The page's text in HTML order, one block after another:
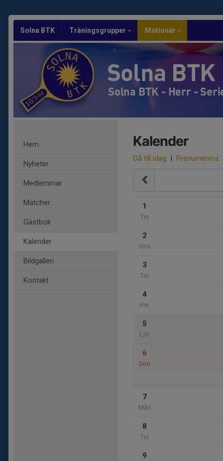
Solna BTK Träningsgrupper Motionär
Solna BTK
Solna BTK - Herr -
Hem
Nyheter
Medlemmar
Matcher
Gästbok
Kalender
Bildgalleri
Kontakt
Kalender
Gå till idag | Prenumerera
1
Tis
2
Ons
3
Tor
4
Fre
5
Lör
6
Sön
7
Mån
8
Tis
9